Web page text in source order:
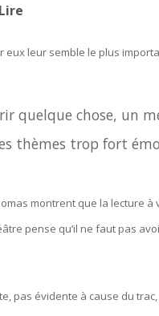
leur semble le plus
quelque chose, un
thèmes trop fort
montrent que la lecture
pense qu’il ne faut pas
pas évidente à cause du